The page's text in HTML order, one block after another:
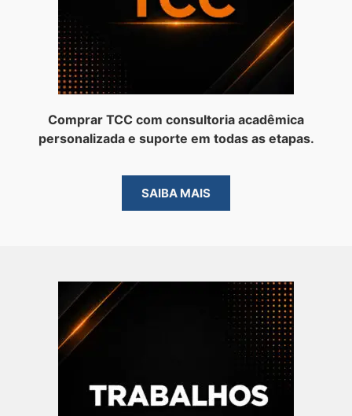
Comprar TCC com consultoria acadêmica
personalizada e suporte em todas as etapas.
SAIBA MAIS